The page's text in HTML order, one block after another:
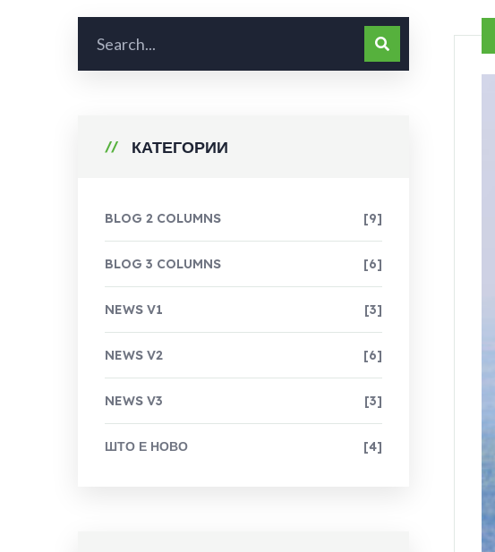
КАТЕГОРИИ
BLOG 2 COLUMNS [9]
BLOG 3 COLUMNS [6]
NEWS V1 [3]
NEWS V2 [6]
NEWS V3 [3]
ШТО Е НОВО [4]